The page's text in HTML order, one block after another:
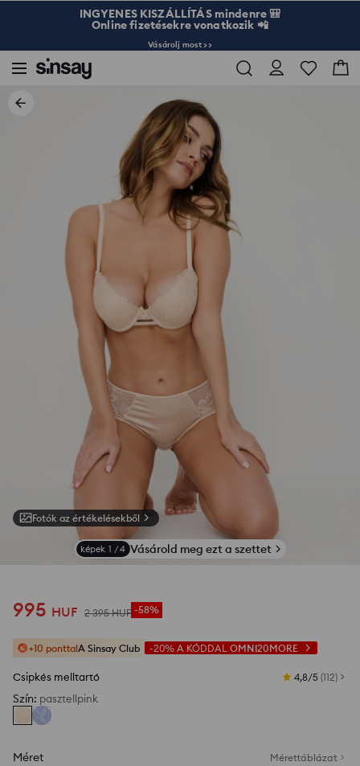
INGYENES KISZÁLLÍTÁS mindenre 🎒
Online fizetésekre vonatkozik 📲
Vásárolj most >>
Fotók az értékelésekből
képek 1 /4 Vásárold meg ezt a szettet
995 HUF 2 395 HUF -58%
+10 ponttalA Sinsay Club -20% A KÓDDAL OMNI20MORE
Csipkés melltartó 4,8/5 (112)
Szín: pasztellpink
Méret Mérettáblázat